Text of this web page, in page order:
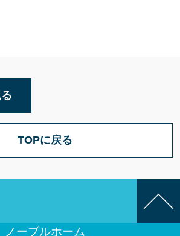
TOPに戻る
ノーブルホーム